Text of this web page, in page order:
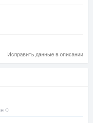
Исправить данные в описании
0